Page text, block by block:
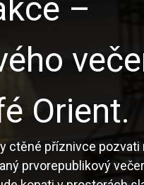
–
Orient.
ctěné příznivce pozvati
prvorepublikový